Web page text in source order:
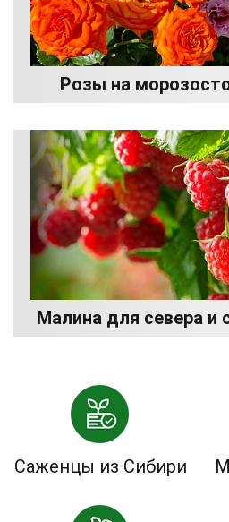
Розы на
Малина для севера и
Саженцы из Сибири